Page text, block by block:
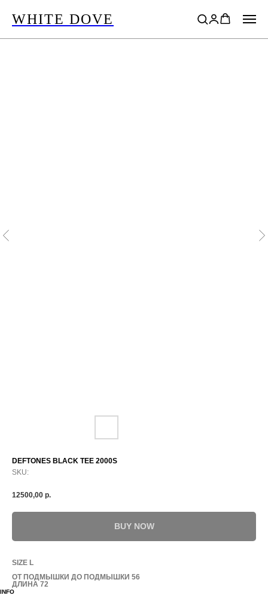
WHITE DOVE
DEFTONES BLACK TEE 2000S
SKU:
12500,00 р.
BUY NOW
SIZE L
ОТ ПОДМЫШКИ ДО ПОДМЫШКИ 56
ДЛИНА 72
INFO